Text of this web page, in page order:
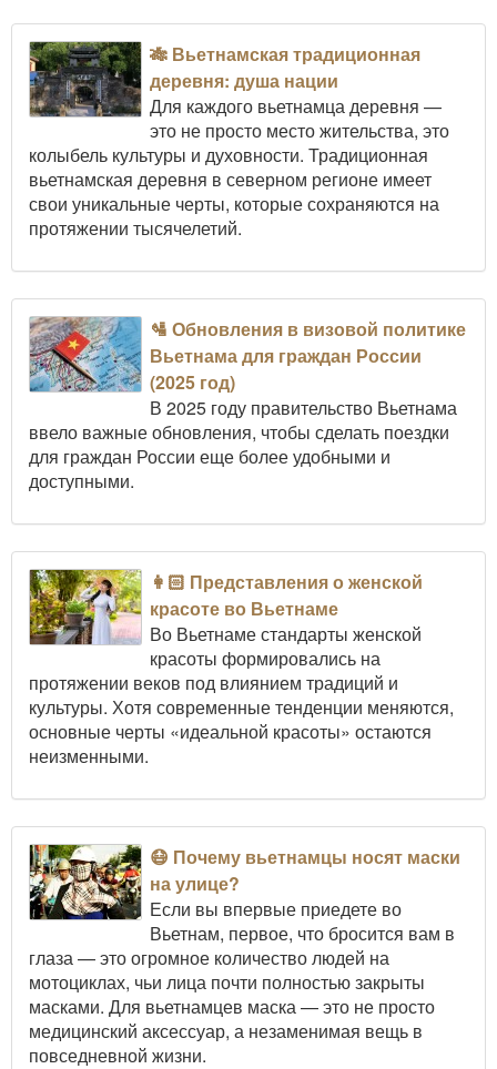
🎋 Вьетнамская традиционная
деревня: душа нации
Для каждого вьетнамца деревня —
это не просто место жительства, это
колыбель культуры и духовности. Традиционная
вьетнамская деревня в северном регионе имеет
свои уникальные черты, которые сохраняются на
протяжении тысячелетий.
🛂 Обновления в визовой политике
Вьетнама для граждан России
(2025 год)
В 2025 году правительство Вьетнама
ввело важные обновления, чтобы сделать поездки
для граждан России еще более удобными и
доступными.
👩🏻 Представления о женской
красоте во Вьетнаме
Во Вьетнаме стандарты женской
красоты формировались на
протяжении веков под влиянием традиций и
культуры. Хотя современные тенденции меняются,
основные черты «идеальной красоты» остаются
неизменными.
😷 Почему вьетнамцы носят маски
на улице?
Если вы впервые приедете во
Вьетнам, первое, что бросится вам в
глаза — это огромное количество людей на
мотоциклах, чьи лица почти полностью закрыты
масками. Для вьетнамцев маска — это не просто
медицинский аксессуар, а незаменимая вещь в
повседневной жизни.